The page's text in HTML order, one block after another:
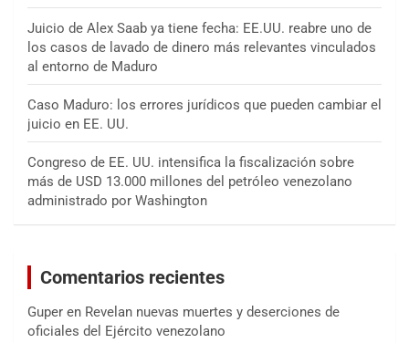
Juicio de Alex Saab ya tiene fecha: EE.UU. reabre uno de
los casos de lavado de dinero más relevantes vinculados
al entorno de Maduro
Caso Maduro: los errores jurídicos que pueden cambiar el
juicio en EE. UU.
Congreso de EE. UU. intensifica la fiscalización sobre
más de USD 13.000 millones del petróleo venezolano
administrado por Washington
Comentarios recientes
Guper en Revelan nuevas muertes y deserciones de
oficiales del Ejército venezolano